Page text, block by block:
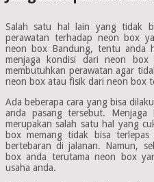
Salah satu hal lain yang tidak
perawatan terhadap neon box
neon box Bandung, tentu anda
menjaga kondisi dari neon
membutuhkan perawatan agar
neon box atau fisik dari neon box
Ada beberapa cara yang bisa
anda pasang tersebut. Menjaga
merupakan salah satu hal yang
box memang tidak bisa
bertebaran di jalanan. Namun,
box anda terutama neon box
usaha anda.